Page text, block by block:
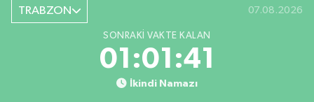
TRABZON 07.08.2026
SONRAKI VAKTE KALAN
01:01:40
İkindi Namazı